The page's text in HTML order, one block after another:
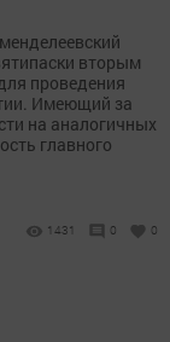
вторым
проведения
Имеющий за
на аналогичных
главного
1431 0 0